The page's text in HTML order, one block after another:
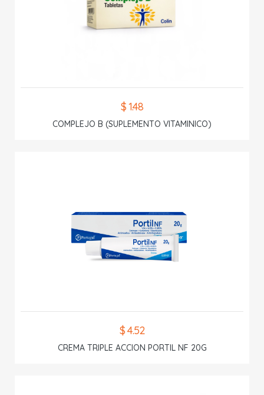
$ 1.48
COMPLEJO B (SUPLEMENTO VITAMINICO)
$ 4.52
CREMA TRIPLE ACCION PORTIL NF 20G